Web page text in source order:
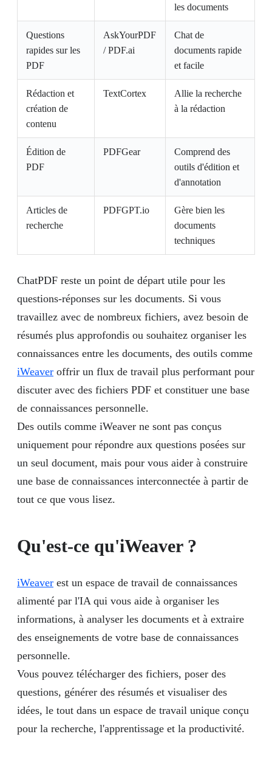
les documents
Questions
rapides sur les
PDF
AskYourPDF
/ PDF.ai
Chat de
documents rapide
et facile
Rédaction et
création de
contenu
TextCortex
Allie la recherche
à la rédaction
Édition de
PDF
PDFGear
Comprend des
outils d'édition et
d'annotation
Articles de
recherche
PDFGPT.io
Gère bien les
documents
techniques
ChatPDF reste un point de départ utile pour les
questions-réponses sur les documents. Si vous
travaillez avec de nombreux fichiers, avez besoin de
résumés plus approfondis ou souhaitez organiser les
connaissances entre les documents, des outils comme
iWeaver offrir un flux de travail plus performant pour
discuter avec des fichiers PDF et constituer une base
de connaissances personnelle.
Des outils comme iWeaver ne sont pas conçus
uniquement pour répondre aux questions posées sur
un seul document, mais pour vous aider à construire
une base de connaissances interconnectée à partir de
tout ce que vous lisez.
Qu'est-ce qu'iWeaver ?
iWeaver est un espace de travail de connaissances
alimenté par l'IA qui vous aide à organiser les
informations, à analyser les documents et à extraire
des enseignements de votre base de connaissances
personnelle.
Vous pouvez télécharger des fichiers, poser des
questions, générer des résumés et visualiser des
idées, le tout dans un espace de travail unique conçu
pour la recherche, l'apprentissage et la productivité.